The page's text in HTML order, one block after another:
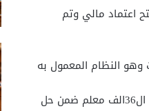
اعتماد مالي وتم
الآن، وتمت الموافقة على أن يكون ذلك من موازنة المديريات والوزارة تبحث التطبيق لحل مشكلة ال36الف معلم ضمن حل